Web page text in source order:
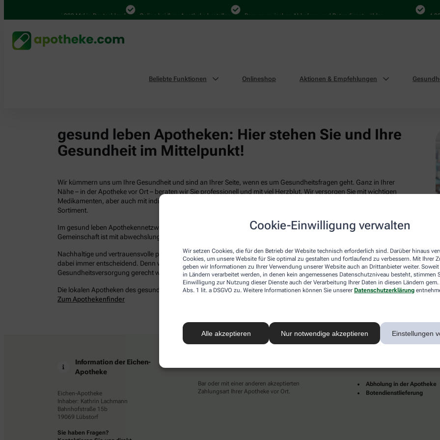
Cookie-Einwilligung verwalten
Wir setzen Cookies, die für den Betrieb der Website technisch erforderlich sind. Darüber hinaus
Cookies, um unsere Website für Sie optimal zu gestalten und fortlaufend zu verbessern. Mit Ihrer
geben wir Informationen zu Ihrer Verwendung unserer Website auch an Drittanbieter weiter. Soweit
in Ländern verarbeitet werden, in denen kein angemessenes Datenschutzniveau besteht, stimmen
Einwilligung zur Nutzung dieser Dienste auch der Verarbeitung Ihrer Daten in diesen Ländern
Abs. 1 lit. a DSGVO zu. Weitere Informationen können Sie unserer Datenschutzerklärung
Alle akzeptieren Nur notwendige akzeptieren Einstellungen
4.000 Mal in Deutschland Online bei Ihrer Apotheke bestellen Bequem zwischen Abholung und Botendienst wählen
Beliebte Funktionen Onlineshop Aktionen & Empfehlungen
gesund leben Apotheken: Hier stehen Sie und Ihre
Gesundheit im Mittelpunkt!
Wir kümmern uns um Ihre Gesundheit und sind an Ihrer Seite, wenn es um Gesundheitsfragen geht. Ganz in Ihrer
Nähe – in der Apotheke vor Ort – beraten wir Sie professionell und mit viel Herzblut. Wir versorgen Sie mit wichtigen
Medikamenten, aber auch mit individuellen Gesundheitsleistungen und attraktiven Produkten aus unserem
Sortiment.
Im gesund leben Apothekennetzwerk befinden sich bundesweit mehrere tausend lokale Apotheken. Diese starke
Gemeinschaft ist mit abwechslungsreichen Angeboten und Dienstleistungen immer für Sie da.
Nachhaltige und vertrauensvolle persönliche Beziehungen zu Ihnen als Patientinnen und Patienten sind für uns
dabei immer entscheidend. Denn wir möchten Ihrem Anspruch an eine individuelle, hochwertige und digitale
Gesundheitsversorgung gerecht werden – damit Sie gesünder und erfüllter leben.
Die lokalen Apotheken des gesund leben Netzwerkes in Ihrer Nähe finden Sie hier:
Zum Apothekenfinder
Information der Eichen-
Apotheke
Eichen-Apotheke
Inhaber: Kathrin Lachmann
Bahnhofstraße 15b
19069 Lübstorf
Sie haben Fragen?
Bar oder mit einer anderen akzeptierten
Zahlungsart Ihrer Apotheke vor Ort.
Abholung in der Apotheke
Botendienstlieferung